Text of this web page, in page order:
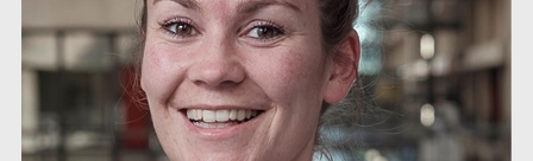
Leven met/na kanker
Steun ons